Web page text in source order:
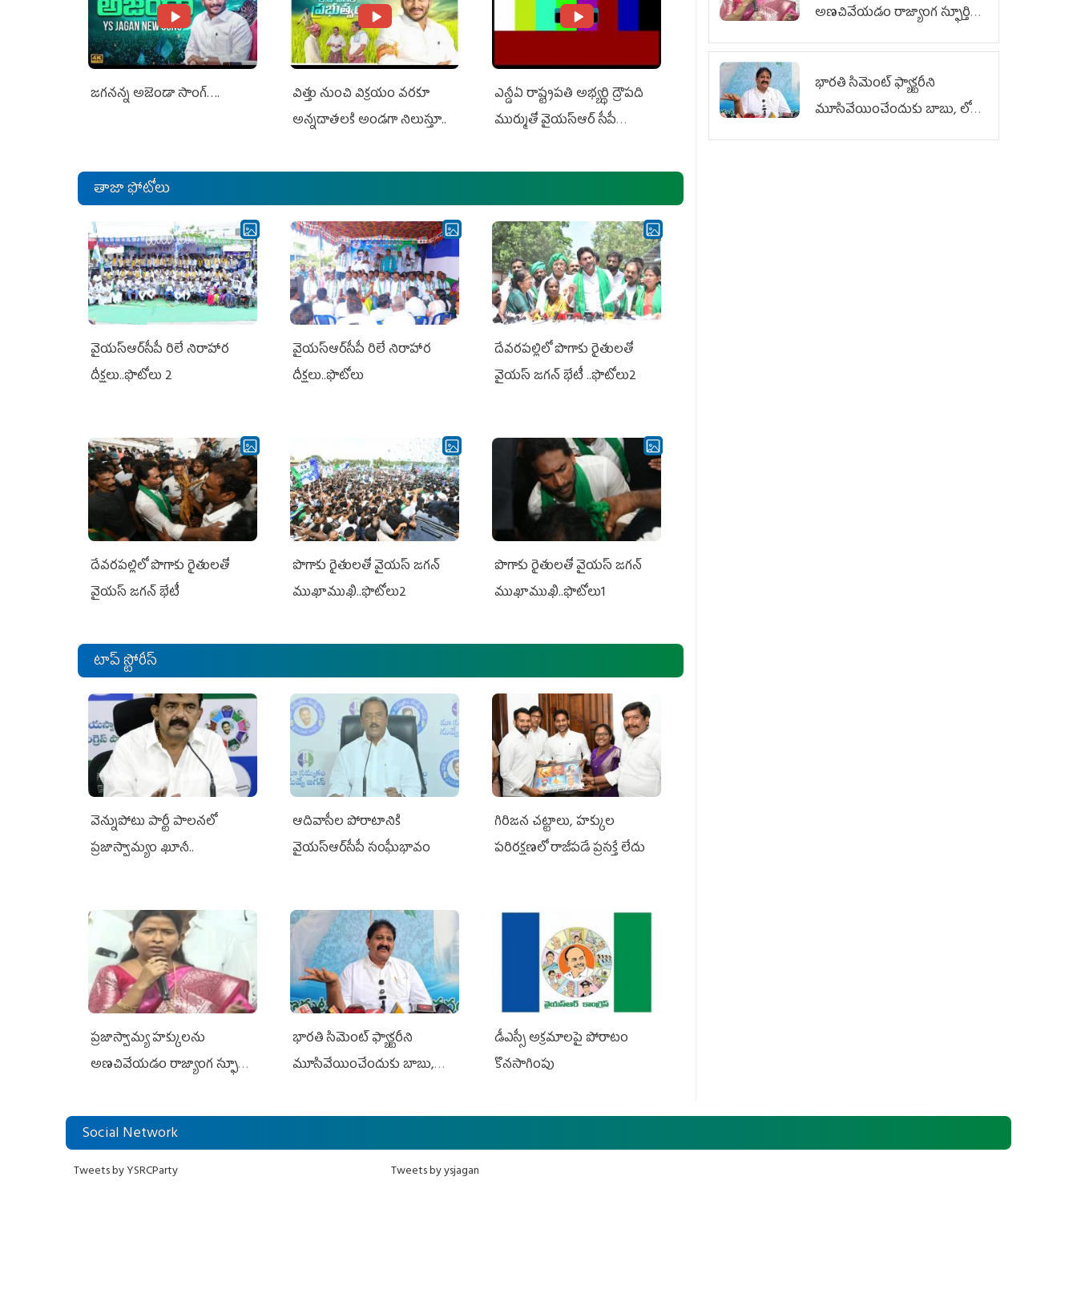
జగనన్న అజెండా సాంగ్….
విత్తు నుంచి విక్రయం వరకూ
అన్నదాతలకి అండగా నిలుస్తూ..
ఎన్డీఏ రాష్ట్ర‌ప‌తి అభ్య‌ర్థి ద్రౌప‌ది
ముర్ముతో వైయ‌స్ఆర్ సీపీ
ఎమ్మెల్యేలు, ఎంపీల స‌మావేశం
తాజా ఫోటోలు
వైయ‌స్ఆర్‌సీపీ రిలే నిరాహార
దీక్షలు..ఫొటోలు 2
వైయ‌స్ఆర్‌సీపీ రిలే నిరాహార
దీక్షలు..ఫొటోలు
దేవరపల్లిలో పొగాకు రైతులతో
వైయస్ జగన్ భేటీ ..ఫొటోలు2
దేవరపల్లిలో పొగాకు రైతులతో
వైయస్ జగన్ భేటీ
పొగాకు రైతుల‌తో వైయ‌స్ జ‌గ‌న్
ముఖాముఖి..ఫొటోలు2
పొగాకు రైతుల‌తో వైయ‌స్ జ‌గ‌న్
ముఖాముఖి..ఫొటోలు1
టాప్ స్టోరీస్
వెన్నుపోటు పార్టీ పాలనలో
ప్రజాస్వామ్యం ఖూనీ..
ఆదివాసీల పోరాటానికి
వైయ‌స్ఆర్‌సీపీ సంఘీభావం
గిరిజన చట్టాలు, హక్కుల
పరిరక్షణలో రాజీపడే ప్రసక్తే లేదు
ప్రజాస్వామ్య హక్కులను
అణచివేయడం రాజ్యాంగ స్ఫూర్తికి
భారతి సిమెంట్ ఫ్యాక్టరీని
మూసివేయించేందుకు బాబు,
డీఎస్సీ అక్రమాలపై పోరాటం
కొనసాగింపు
అణచివేయడం రాజ్యాంగ స్ఫూర్తికి
విరుద్ధం
భారతి సిమెంట్ ఫ్యాక్టరీని
మూసివేయించేందుకు బాబు, లోకేశ్
కుట్ర
Social Network
Tweets by YSRCParty Tweets by ysjagan